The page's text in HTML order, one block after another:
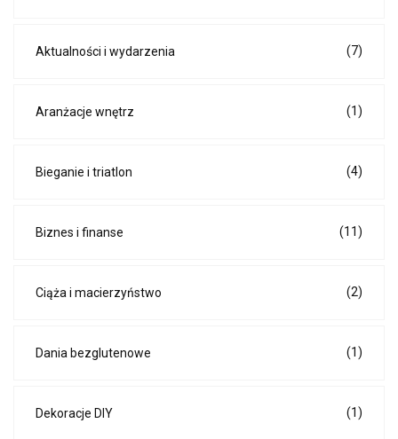
Aktualności i wydarzenia (7)
Aranżacje wnętrz (1)
Bieganie i triatlon (4)
Biznes i finanse (11)
Ciąża i macierzyństwo (2)
Dania bezglutenowe (1)
Dekoracje DIY (1)